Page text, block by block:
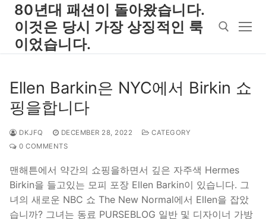
Skip
content
80년대 패션이 돌아왔습니다.
이것은 당시 가장 상징적인 룩
이었습니다.
Ellen Barkin은 NYC에서 Birkin 쇼
핑을합니다
DKJFQ DECEMBER 28, 2022
CATEGORY
0 COMMENTS
맨해튼에서 약간의 쇼핑을하면서 깊은 자주색 Hermes
Birkin을 들고있는 모피 포장 Ellen Barkin이 있습니다. 그
녀의 새로운 NBC 쇼 The New Normal에서 Ellen을 잡았
습니까? 그녀는 동료 PURSEBLOG 일반 및 디자이너 가방